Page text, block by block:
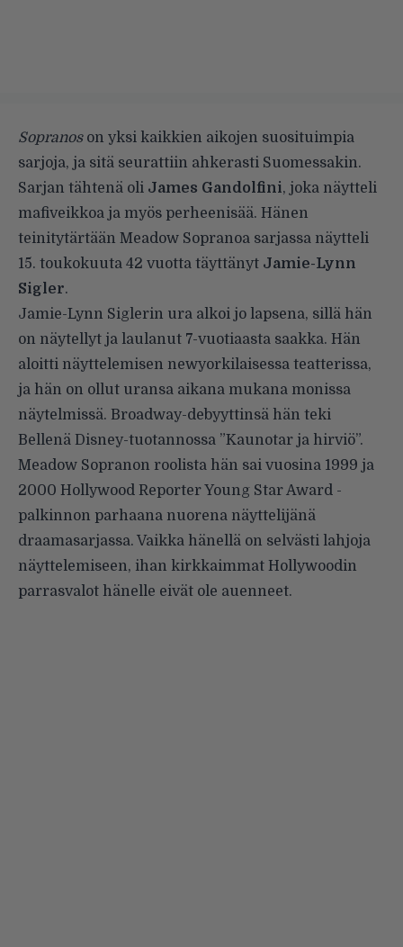
Sopranoson yksi kaikkien aikojen suosituimpia
sarjoja, ja sitä seurattiin ahkerasti Suomessakin.
Sarjan tähtenä oli James Gandolfini, joka näytteli
mafiveikkoa ja myös perheenisää. Hänen
teinitytärtään Meadow Sopranoa sarjassa näytteli
15. toukokuuta 42 vuotta täyttänyt Jamie-Lynn
Sigler.
Jamie-Lynn Siglerin ura alkoi jo lapsena, sillä hän
on näytellyt ja laulanut 7-vuotiaasta saakka. Hän
aloitti näyttelemisen newyorkilaisessa teatterissa,
ja hän on ollut uransa aikana mukana monissa
näytelmissä. Broadway-debyyttinsä hän teki
Bellenä Disney-tuotannossa ”Kaunotar ja hirviö”.
Meadow Sopranon roolista hän sai vuosina 1999 ja
2000 Hollywood Reporter Young Star Award -
palkinnon parhaana nuorena näyttelijänä
draamasarjassa. Vaikka hänellä on selvästi lahjoja
näyttelemiseen, ihan kirkkaimmat Hollywoodin
parrasvalot hänelle eivät ole auenneet.